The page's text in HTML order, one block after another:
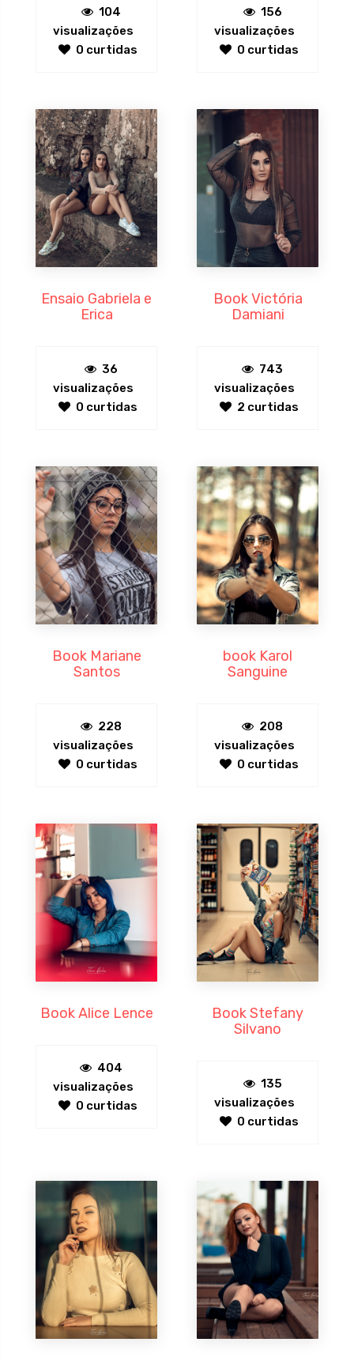
104
visualizações
0 curtidas
156
visualizações
0 curtidas
Ensaio Gabriela e
Erica
36
visualizações
0 curtidas
Book Victória
Damiani
743
visualizações
2 curtidas
Book Mariane
Santos
228
visualizações
0 curtidas
book Karol
Sanguine
208
visualizações
0 curtidas
Book Alice Lence
404
visualizações
0 curtidas
Book Stefany
Silvano
135
visualizações
0 curtidas